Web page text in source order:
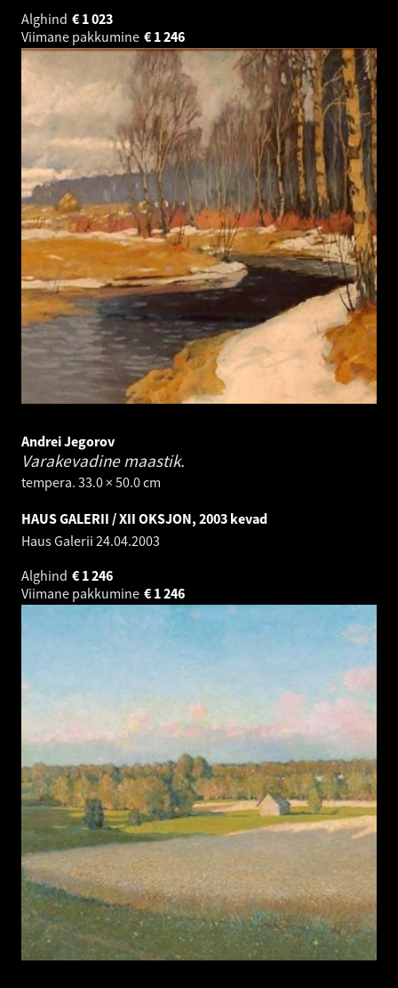
Alghind
1 023
€
Viimane pakkumine
1 246
€
Andrei Jegorov
Varakevadine maastik.
tempera. 33.0 × 50.0 cm
HAUS GALERII / XII OKSJON, 2003 kevad
Haus Galerii 24.04.2003
Alghind
1 246
€
Viimane pakkumine
1 246
€